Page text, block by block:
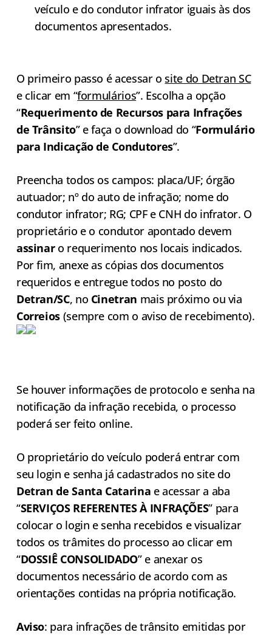
veículo e do condutor infrator iguais às dos
documentos apresentados.
O primeiro passo é acessar osite do Detran SC
e clicar em “formulários”. Escolha a opção
“Requerimento de Recursos para Infrações
de Trânsito” e faça o download do “Formulário
para Indicação de Condutores”.
Preencha todos os campos: placa/UF; órgão
autuador; nº do auto de infração; nome do
condutor infrator; RG; CPF e CNH do infrator. O
proprietário e o condutor apontado devem
assinaro requerimento nos locais indicados.
Por fim, anexe as cópias dos documentos
requeridos e entregue todos no posto do
Detran/SC, no Cinetran mais próximo ou via
Correios (sempre com o aviso de recebimento).
Se houver informações de protocolo e senha na
notificação da infração recebida, o processo
poderá ser feito online.
O proprietário do veículo poderá entrar com
seu login e senha já cadastrados no site do
Detran de Santa Catarina e acessar a aba
“SERVIÇOS REFERENTES À INFRAÇÕES” para
colocar o login e senha recebidos e visualizar
todos os trâmites do processo ao clicar em
“DOSSIÊ CONSOLIDADO” e anexar os
documentos necessário de acordo com as
orientações contidas na própria notificação.
Aviso: para infrações de trânsito emitidas por